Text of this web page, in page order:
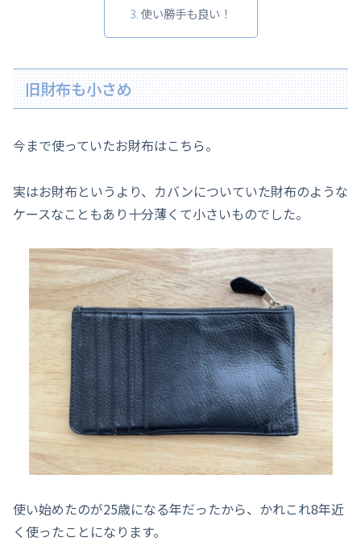
使い勝手も良い！
旧財布も小さめ
今まで使っていたお財布はこちら。
実はお財布というより、カバンについていた財布のような
ケースなこともあり十分薄くて小さいものでした。
使い始めたのが25歳になる年だったから、かれこれ8年近
く使ったことになります。